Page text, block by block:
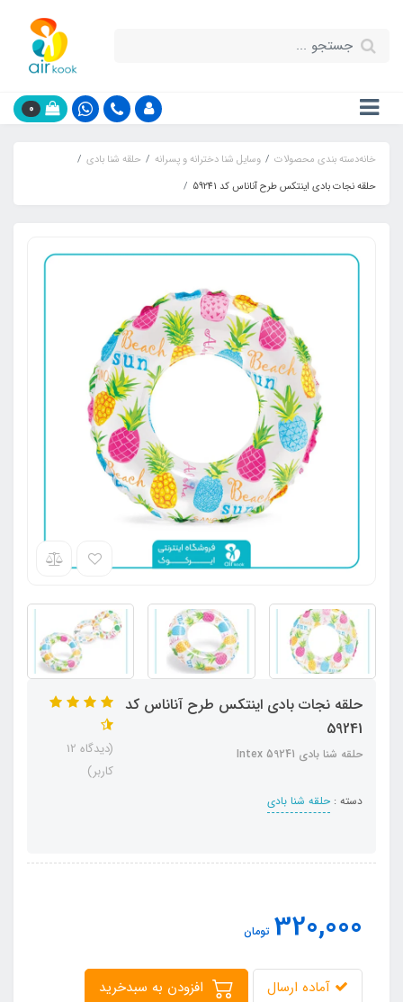
0
خانهدسته بندی محصولات وسایل شنا دخترانه و پسرانه
حلقه شنا بادی
حلقه نجات بادی اینتکس طرح آناناس کد 59241
حلقه نجات بادی اینتکس طرح آناناس کد
59241
حلقه شنا بادی Intex 59241
دسته : حلقه شنا بادی
(دیدگاه 12
کاربر)
320,000 تومان
آماده ارسال